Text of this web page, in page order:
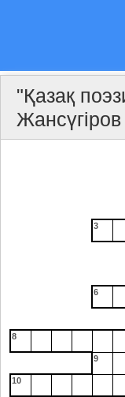
"Қазақ
Жансүгіров
3
6
8
9
10